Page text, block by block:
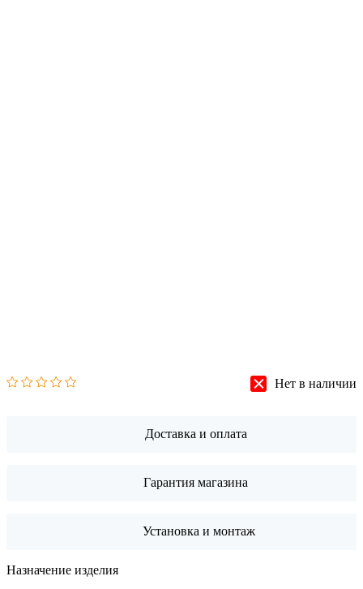
Нет в наличии
Доставка и оплата
Гарантия магазина
Установка и монтаж
Назначение изделия